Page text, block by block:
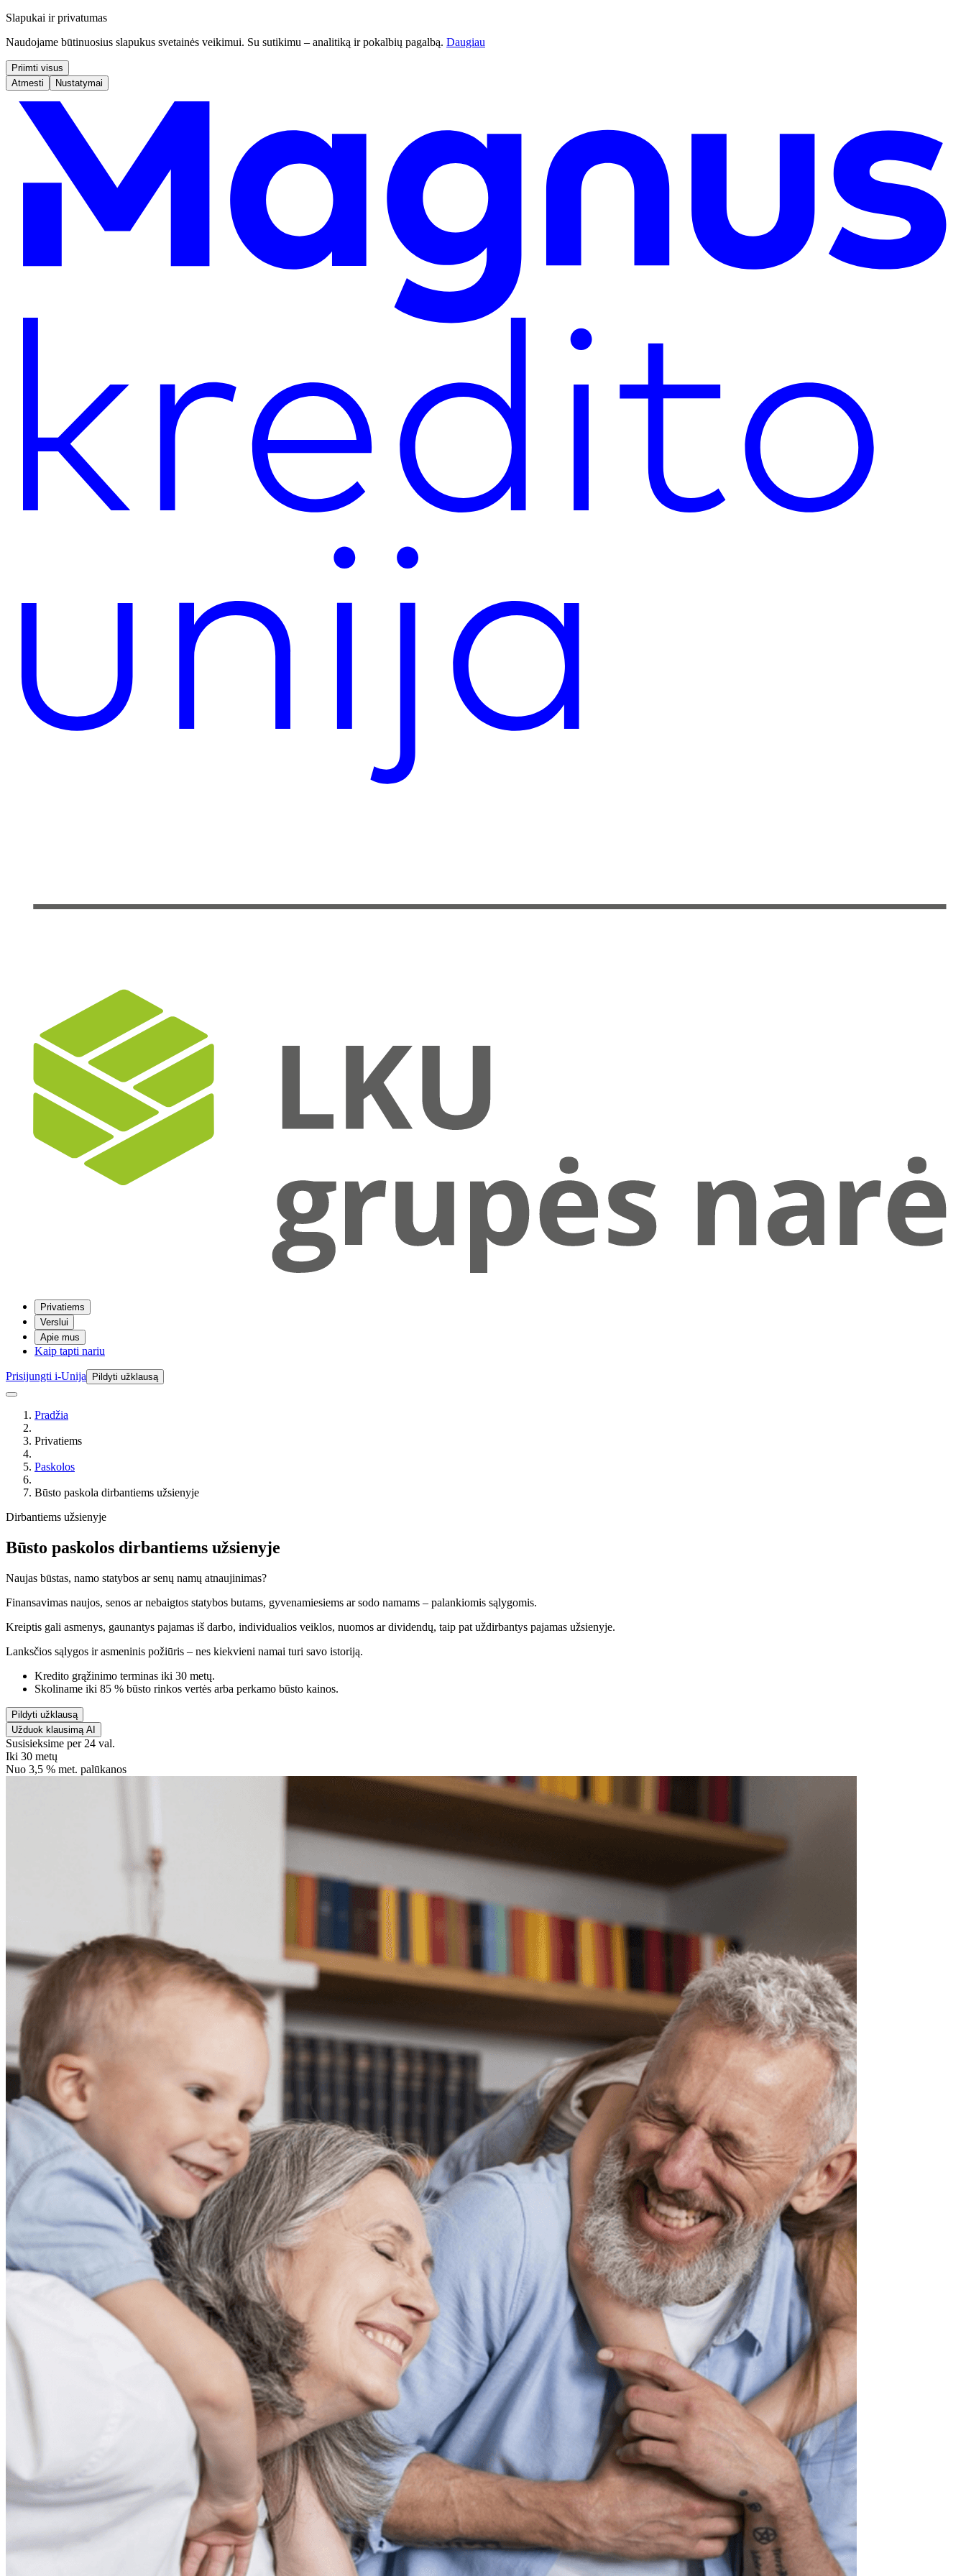
Slapukai ir privatumas
Naudojame būtinuosius slapukus svetainės veikimui. Su sutikimu – analitiką ir pokalbių pagalbą. Daugiau
Priimti visus
Atmesti
Nustatymai
Privatiems
Verslui
Apie mus
Kaip tapti nariu
Prisijungti i-Unija Pildyti užklausą
Pradžia
Privatiems
Paskolos
Būsto paskola dirbantiems užsienyje
Dirbantiems užsienyje
Būsto paskolos dirbantiems užsienyje
Naujas būstas, namo statybos ar senų namų atnaujinimas?
Finansavimas naujos, senos ar nebaigtos statybos butams, gyvenamiesiems ar sodo namams – palankiomis sąlygomis.
Kreiptis gali asmenys, gaunantys pajamas iš darbo, individualios veiklos, nuomos ar dividendų, taip pat uždirbantys pajamas užsienyje.
Lanksčios sąlygos ir asmeninis požiūris – nes kiekvieni namai turi savo istoriją.
Kredito grąžinimo terminas iki 30 metų.
Skoliname iki 85 % būsto rinkos vertės arba perkamo būsto kainos.
Pildyti užklausą
Užduok klausimą AI
Susisieksime per 24 val.
Iki 30 metų
Nuo 3,5 % met. palūkanos